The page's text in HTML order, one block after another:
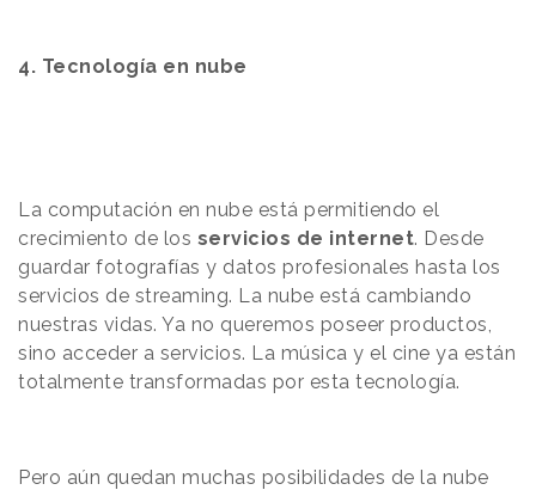
4. Tecnología en nube
La computación en nube está permitiendo el
crecimiento de los servicios de internet. Desde
guardar fotografías y datos profesionales hasta los
servicios de streaming. La nube está cambiando
nuestras vidas. Ya no queremos poseer productos,
sino acceder a servicios. La música y el cine ya están
totalmente transformadas por esta tecnología.
Pero aún quedan muchas posibilidades de la nube